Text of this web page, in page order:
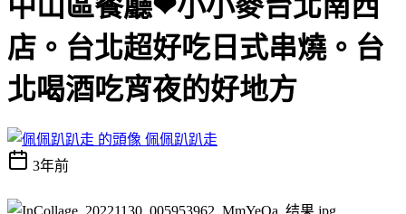
中山區餐廳❤小小麥台北南西
店。台北超好吃日式串燒。台
北喝酒吃宵夜的好地方
佩佩趴趴走
3年前